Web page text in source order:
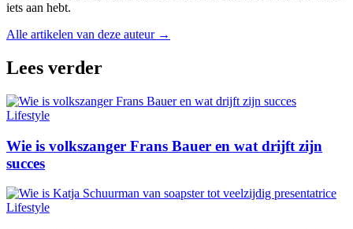
iets aan hebt.
Alle artikelen van deze auteur →
Lees verder
Lifestyle
Wie is volkszanger Frans Bauer en wat drijft zijn
succes
Lifestyle